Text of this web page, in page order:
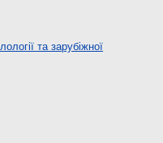
та зарубіжної